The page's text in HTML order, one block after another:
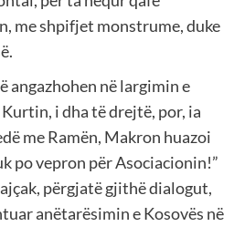
me shpifjet monstrume, duke
angazhohen në largimin e
i dha të drejtë, por, ia
me Ramën, Makron huazoi
po vepron për Asociacionin!”
përgjatë gjithë dialogut,
anëtarësimin e Kosovës në